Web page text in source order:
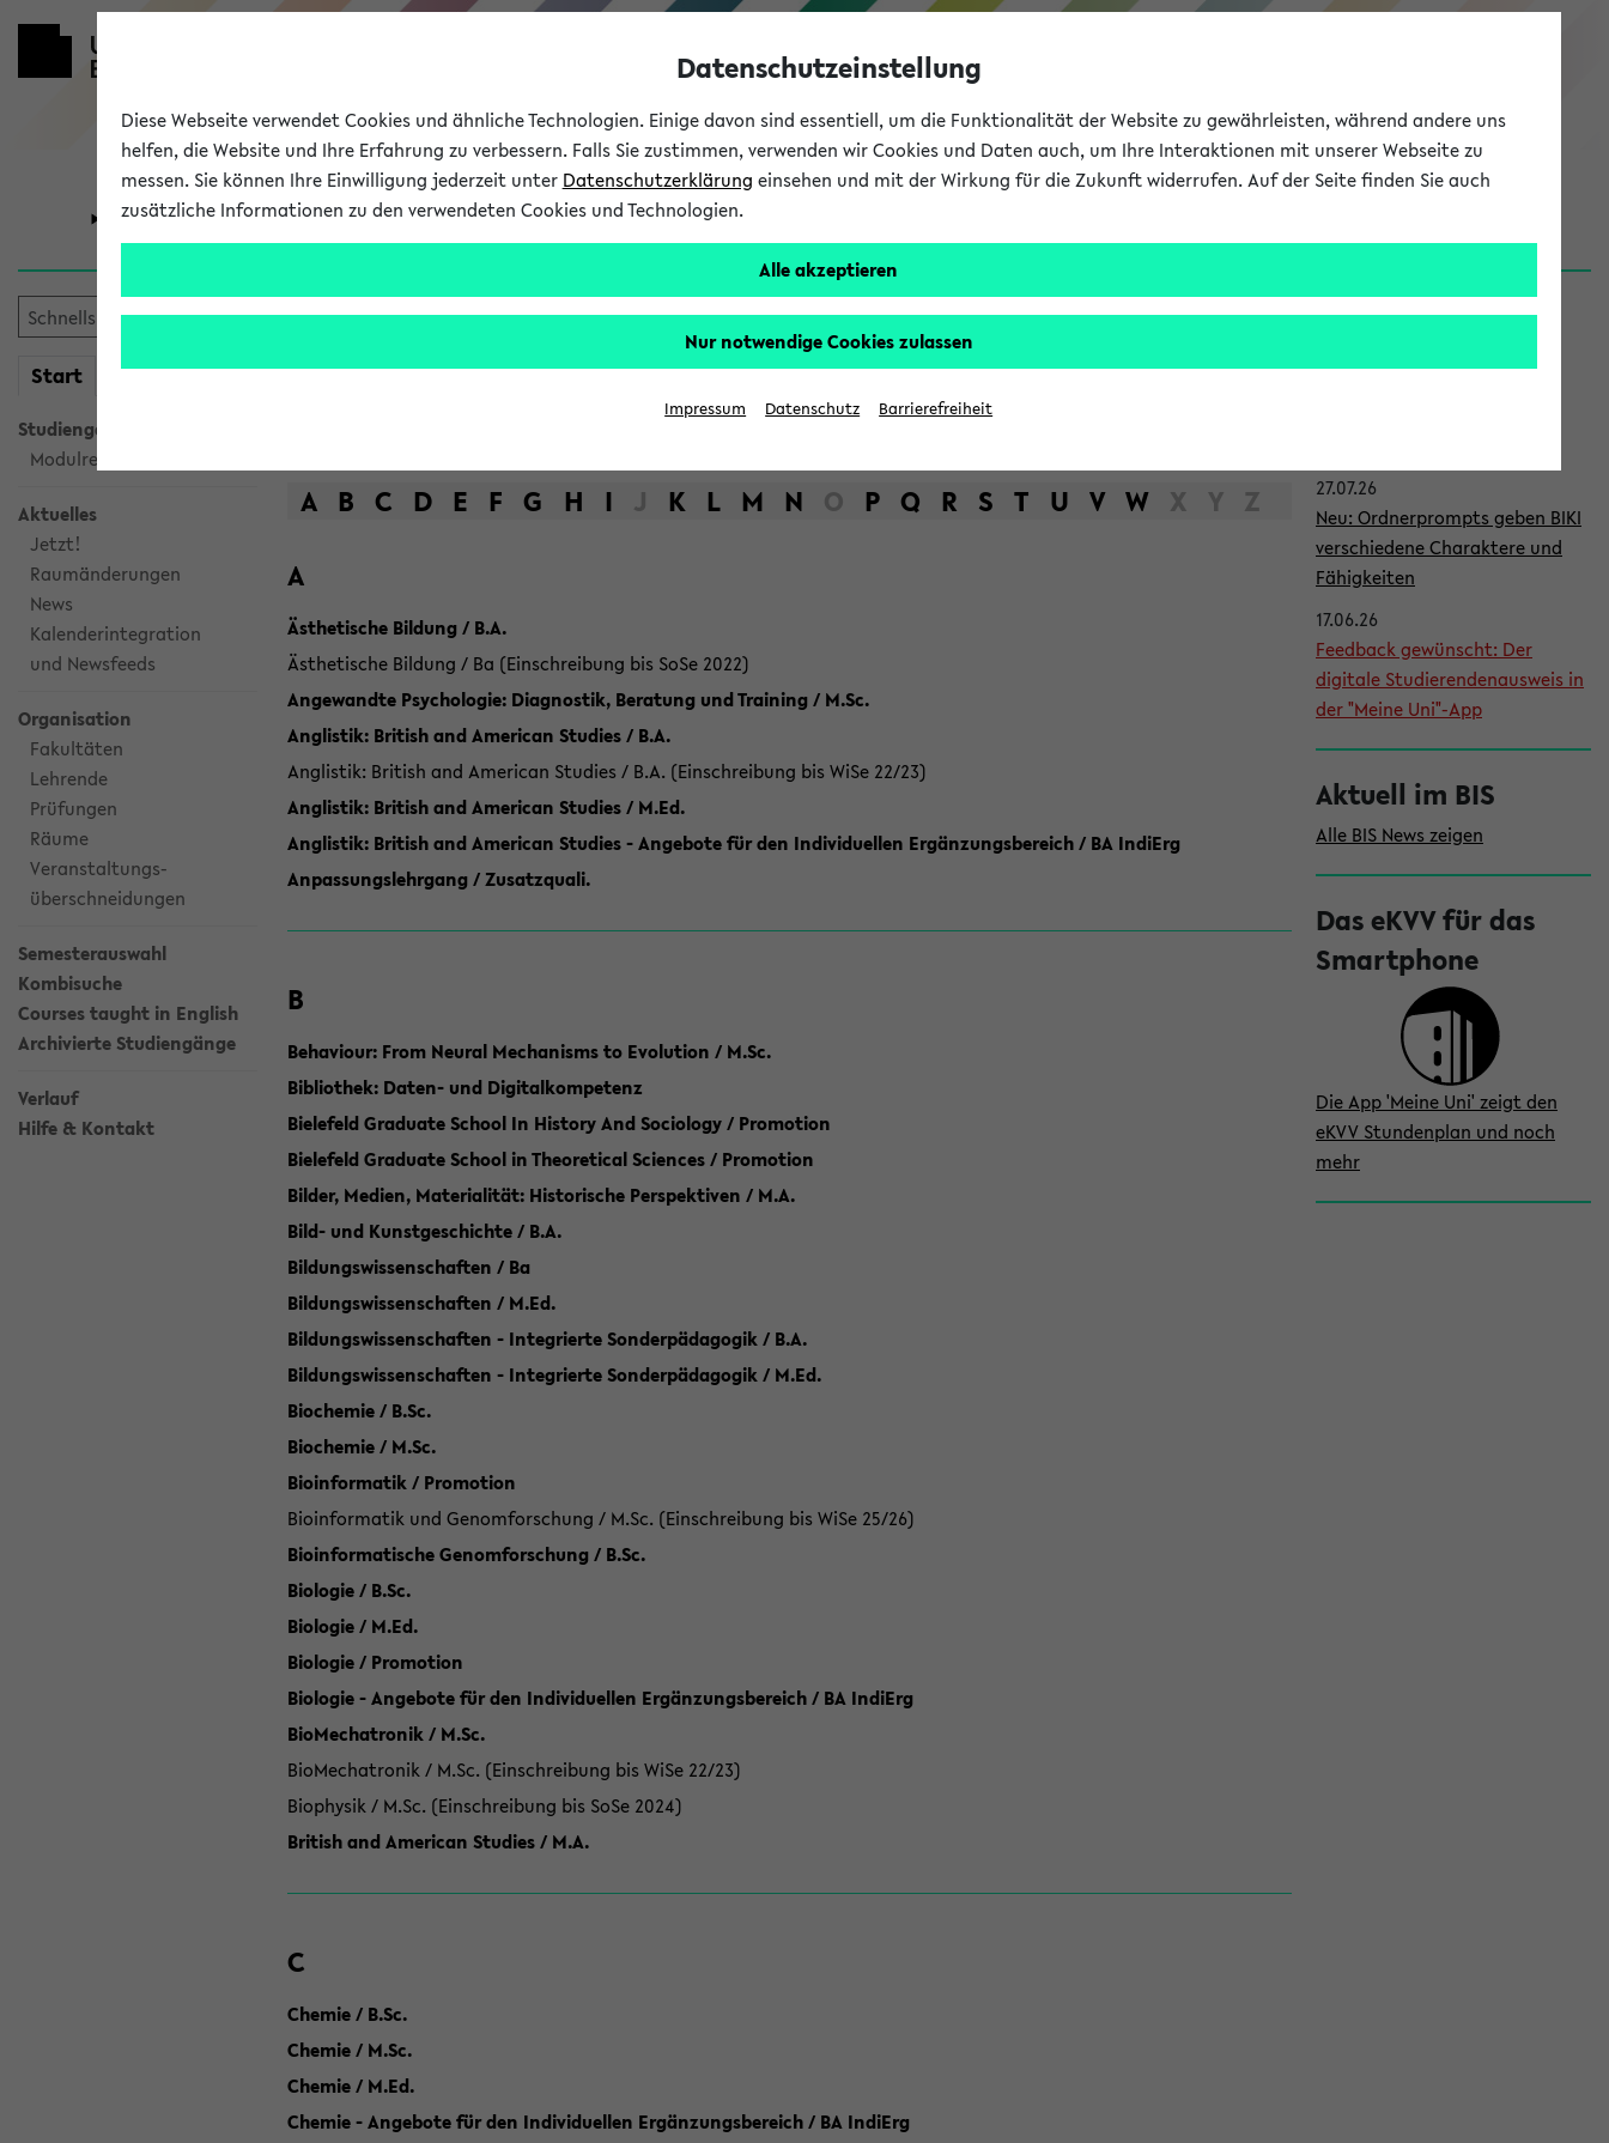
eKVV
Universität Forschung Studium
Start meineKVV
Studiengangsauswahl
Modulrecherche
Aktuelles
Jetzt!
Raumänderungen
News
Kalenderintegration
und Newsfeeds
Organisation
Fakultäten
Lehrende
Prüfungen
Räume
Veranstaltungs-
überschneidungen
Semesterauswahl
Kombisuche
Courses taught in English
Archivierte Studiengänge
Verlauf
Hilfe & Kontakt
Das Lehrangebot der Universität Bielefeld
A B C D E F G H I J K L M N O P Q R S T U V W X Y Z
A
Ästhetische Bildung / B.A.
Ästhetische Bildung / Ba (Einschreibung bis SoSe 2022)
Angewandte Psychologie: Diagnostik, Beratung und Training / M.Sc.
Anglistik: British and American Studies / B.A.
Anglistik: British and American Studies / B.A. (Einschreibung bis WiSe 22/23)
Anglistik: British and American Studies / M.Ed.
Anglistik: British and American Studies - Angebote für den Individuellen Ergänzungsbereich / BA IndiErg
Anpassungslehrgang / Zusatzquali.
B
Behaviour: From Neural Mechanisms to Evolution / M.Sc.
Bibliothek: Daten- und Digitalkompetenz
Bielefeld Graduate School In History And Sociology / Promotion
Bielefeld Graduate School in Theoretical Sciences / Promotion
Bilder, Medien, Materialität: Historische Perspektiven / M.A.
Bild- und Kunstgeschichte / B.A.
Bildungswissenschaften / Ba
Bildungswissenschaften / M.Ed.
Bildungswissenschaften - Integrierte Sonderpädagogik / B.A.
Bildungswissenschaften - Integrierte Sonderpädagogik / M.Ed.
Biochemie / B.Sc.
Biochemie / M.Sc.
Bioinformatik / Promotion
Bioinformatik und Genomforschung / M.Sc. (Einschreibung bis WiSe 25/26)
Bioinformatische Genomforschung / B.Sc.
Biologie / B.Sc.
Biologie / M.Ed.
Biologie / Promotion
Biologie - Angebote für den Individuellen Ergänzungsbereich / BA IndiErg
BioMechatronik / M.Sc.
BioMechatronik / M.Sc. (Einschreibung bis WiSe 22/23)
Biophysik / M.Sc. (Einschreibung bis SoSe 2024)
British and American Studies / M.A.
C
Chemie / B.Sc.
Chemie / M.Sc.
Chemie / M.Ed.
Chemie - Angebote für den Individuellen Ergänzungsbereich / BA IndiErg
S
i
News
27.07.26
Neu: Ordnerprompts geben BIKI
verschiedene Charaktere und
Fähigkeiten
17.06.26
Feedback gewünscht: Der
digitale Studierendenausweis in
der "Meine Uni"-App
Aktuell im BIS
Alle BIS News zeigen
Das eKVV für das
Smartphone
Die App 'Meine Uni' zeigt den
eKVV Stundenplan und noch
mehr
Datenschutzeinstellung
Diese Webseite verwendet Cookies und ähnliche Technologien. Einige davon sind essentiell, um die Funktionalität der Website zu gewährleisten, während andere uns
helfen, die Website und Ihre Erfahrung zu verbessern. Falls Sie zustimmen, verwenden wir Cookies und Daten auch, um Ihre Interaktionen mit unserer Webseite zu
messen. Sie können Ihre Einwilligung jederzeit unter Datenschutzerklärung einsehen und mit der Wirkung für die Zukunft widerrufen. Auf der Seite finden Sie auch
zusätzliche Informationen zu den verwendeten Cookies und Technologien.
Alle akzeptieren
Nur notwendige Cookies zulassen
Impressum Datenschutz Barrierefreiheit